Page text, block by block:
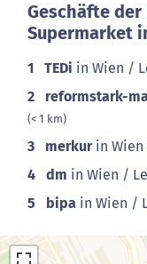
Geschäfte
Supermarket
1 TEDi in Wien /
2 reformstark-
(< 1 km)
3 merkurin
4 dm in Wien /
5 bipa in Wien /